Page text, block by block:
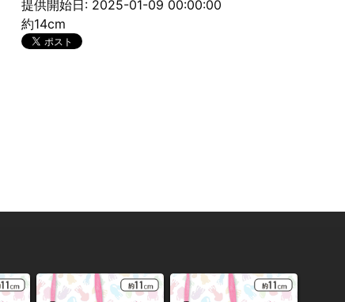
提供開始日: 2025-01-09 00:00:00
約14cm